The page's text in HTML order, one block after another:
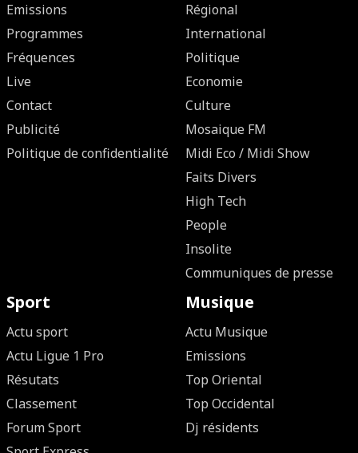
Emissions
Programmes
Fréquences
Live
Contact
Publicité
Politique de confidentialité
Régional
International
Politique
Economie
Culture
Mosaique FM
Midi Eco / Midi Show
Faits Divers
High Tech
People
Insolite
Communiques de presse
Sport
Actu sport
Actu Ligue 1 Pro
Résutats
Classement
Forum Sport
Musique
Actu Musique
Emissions
Top Oriental
Top Occidental
Dj résidents